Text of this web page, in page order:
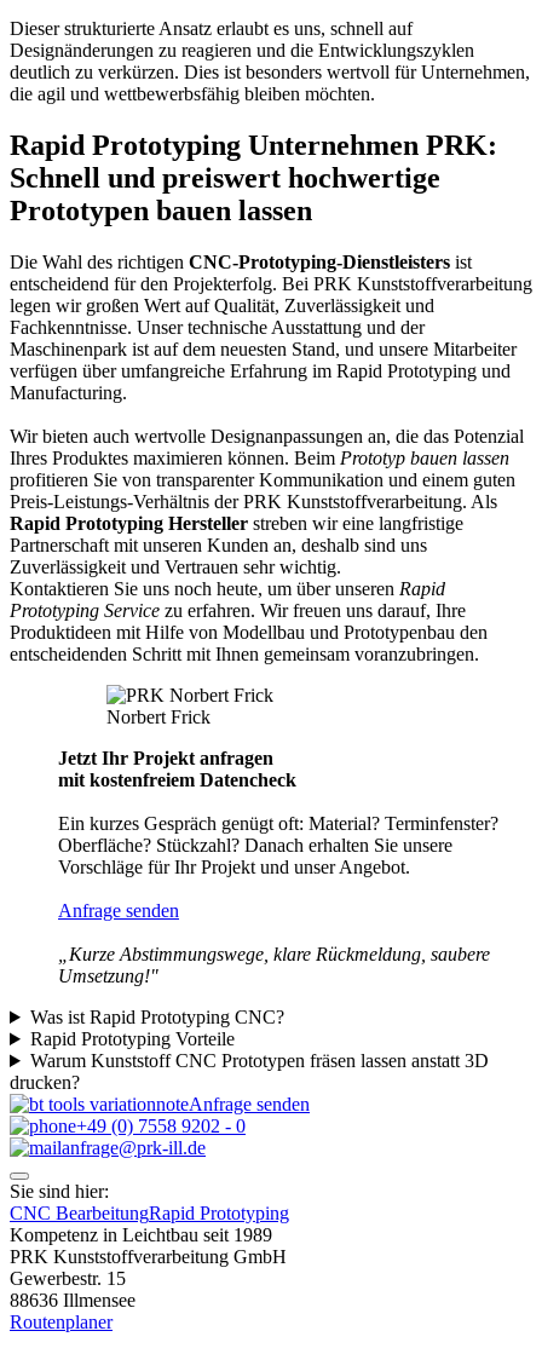
Dieser strukturierte Ansatz erlaubt es uns, schnell auf
Designänderungen zu reagieren und die Entwicklungszyklen
deutlich zu verkürzen. Dies ist besonders wertvoll für Unternehmen,
die agil und wettbewerbsfähig bleiben möchten.
Rapid Prototyping Unternehmen PRK:
Schnell und preiswert hochwertige
Prototypen bauen lassen
Die Wahl des richtigen CNC-Prototyping-Dienstleisters ist
entscheidend für den Projekterfolg. Bei PRK Kunststoffverarbeitung
legen wir großen Wert auf Qualität, Zuverlässigkeit und
Fachkenntnisse. Unser technische Ausstattung und der
Maschinenpark ist auf dem neuesten Stand, und unsere Mitarbeiter
verfügen über umfangreiche Erfahrung im Rapid Prototyping und
Manufacturing.
Wir bieten auch wertvolle Designanpassungen an, die das Potenzial
Ihres Produktes maximieren können. Beim Prototyp bauen lassen
profitieren Sie von transparenter Kommunikation und einem guten
Preis-Leistungs-Verhältnis der PRK Kunststoffverarbeitung. Als
Rapid Prototyping Hersteller streben wir eine langfristige
Partnerschaft mit unseren Kunden an, deshalb sind uns
Zuverlässigkeit und Vertrauen sehr wichtig.
Kontaktieren Sie uns noch heute, um über unseren Rapid
Prototyping Service zu erfahren. Wir freuen uns darauf, Ihre
Produktideen mit Hilfe von Modellbau und Prototypenbau den
entscheidenden Schritt mit Ihnen gemeinsam voranzubringen.
Norbert Frick
Jetzt Ihr Projekt anfragen
mit kostenfreiem Datencheck
Ein kurzes Gespräch genügt oft: Material? Terminfenster?
Oberfläche? Stückzahl? Danach erhalten Sie unsere
Vorschläge für Ihr Projekt und unser Angebot.
Anfrage senden
„Kurze Abstimmungswege, klare Rückmeldung, saubere
Umsetzung!"
Was ist Rapid Prototyping CNC?
Rapid Prototyping Vorteile
Warum Kunststoff CNC Prototypen fräsen lassen anstatt 3D
drucken?
Anfrage senden
+49 (0) 7558 9202 - 0
anfrage@prk-ill.de
Sie sind hier:
CNC BearbeitungRapid Prototyping
Kompetenz in Leichtbau seit 1989
PRK Kunststoffverarbeitung GmbH
Gewerbestr. 15
88636 Illmensee
Routenplaner